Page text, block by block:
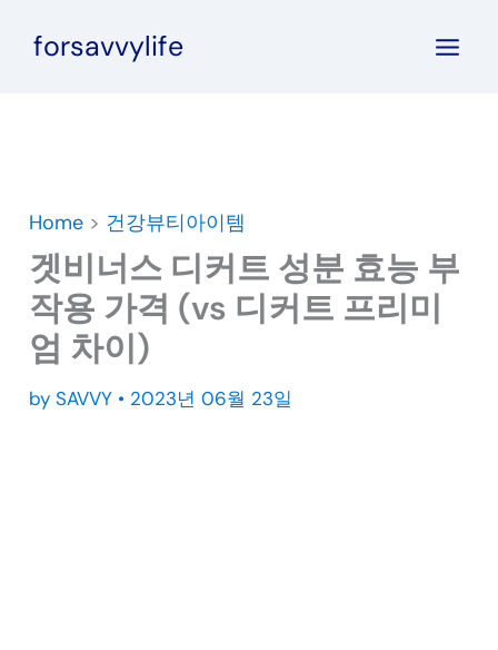
forsavvylife
Home > 건강뷰티아이템
겟비너스 디커트 성분 효능 부
작용 가격 (vs 디커트 프리미
엄 차이)
by SAVVY • 2023년 06월 23일